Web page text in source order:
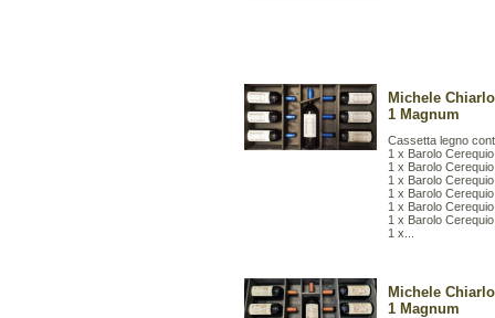
Michele
1 Magnum
Cassetta legno
1 x Barolo
1 x Barolo
1 x Barolo
1 x Barolo
1 x Barolo
1 x Barolo
1 x...
Michele
1 Magnum